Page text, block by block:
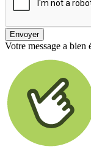
Envoyer
Votre message a bien